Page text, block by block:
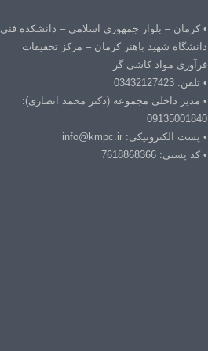
• کرمان – بلوار جمهوری اسلامی – دانشکده فنی
دانشگاه شهید باهنر کرمان – مرکز تحقیقات
فرآوری مواد کاشی گر
• تلفن: 03432127423
• مدیر داخلی مجموعه (دکتر محمد انصاری):
09135001840
• پست الکترونیکی: info@kmpc.ir
• کد پستی: 7618868366